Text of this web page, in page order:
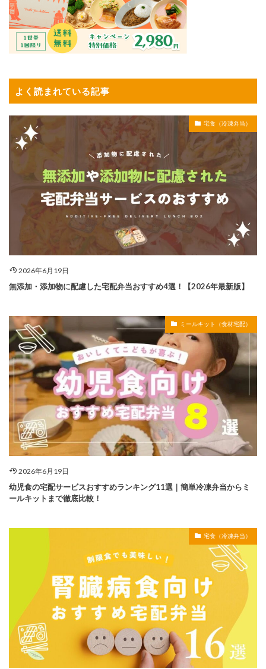
よく読まれている記事
宅食（冷凍弁当）
2026年6月19日
無添加・添加物に配慮した宅配弁当おすすめ4選！【2026年最新版】
ミールキット（食材宅配）
2026年6月19日
幼児食の宅配サービスおすすめランキング11選｜簡単冷凍弁当からミ
ールキットまで徹底比較！
宅食（冷凍弁当）